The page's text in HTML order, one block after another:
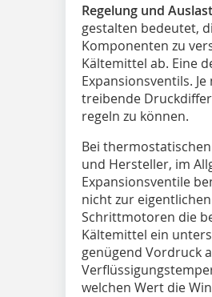
Regelung und
gestalten bedeutet,
Komponenten zu
Kältemittel ab. Eine
Expansionsventils.
treibende
regeln zu können.
Bei
und Hersteller, im
Expansionsventile
nicht zur
Schrittmotoren die
Kältemittel ein
genügend Vordruck
welchen Wert die